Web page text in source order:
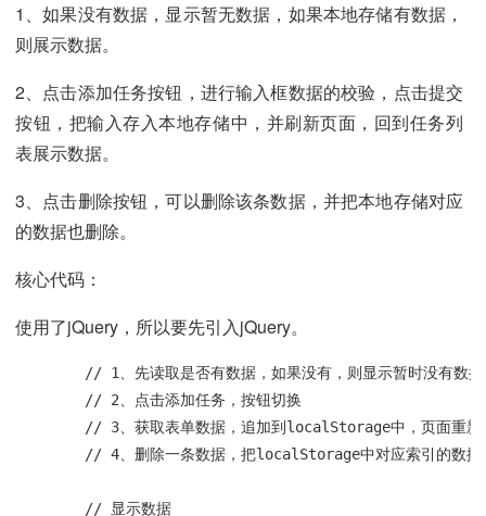
1、如果没有数据，显示暂无数据，如果本地存储有数据，
则展示数据。
2、点击添加任务按钮，进行输入框数据的校验，点击提交
按钮，把输入存入本地存储中，并刷新页面，回到任务列
表展示数据。
3、点击删除按钮，可以删除该条数据，并把本地存储对应
的数据也删除。
核心代码：
使用了jQuery，所以要先引入jQuery。
// 1、先读取是否有数据，如果没有，则显示暂时没有数据，
// 2、点击添加任务，按钮切换
// 3、获取表单数据，追加到localStorage中，页面重新加
// 4、删除一条数据，把localStorage中对应索引的数据删除
// 显示数据